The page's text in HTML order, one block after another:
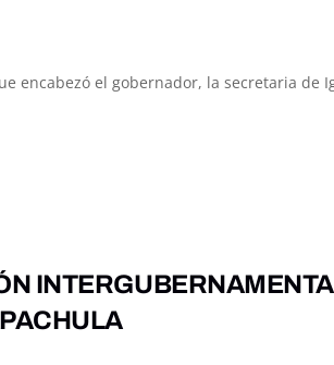
encabezó el gobernador, la secretaria de